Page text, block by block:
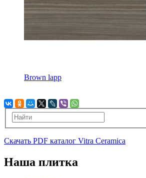
Brown lapp
Скачать PDF каталог Vitra Ceramica
Наша плитка